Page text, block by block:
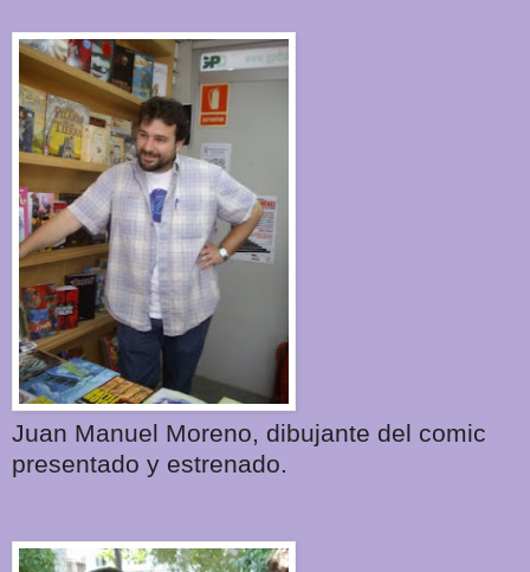
Juan Manuel Moreno, dibujante del comic
presentado y estrenado.